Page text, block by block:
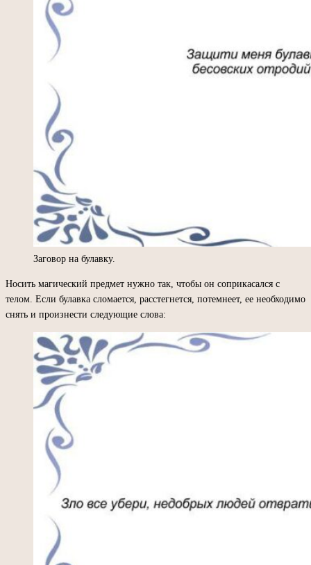
Заговор на булавку.
Носить магический предмет нужно так, чтобы он соприкасался с
телом. Если булавка сломается, расстегнется, потемнеет, ее необходимо
снять и произнести следующие слова: